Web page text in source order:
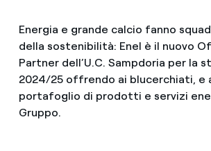
Energia e grande calcio fanno
della sostenibilità: Enel è il nuovo
Partner dell’U.C. Sampdoria per la
2024/25 offrendo ai blucerchiati, e
portafoglio di prodotti e servizi
Gruppo.